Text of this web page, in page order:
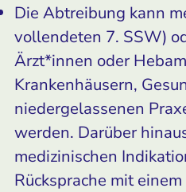
Die Abtreibung kann
vollendeten 7. SSW)
Ärzt*innen oder
Krankenhäusern,
niedergelassenen
werden. Darüber
medizinischen
Rücksprache mit